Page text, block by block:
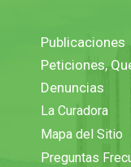
Publicaciones
Peticiones,
Denuncias
La Curadora
Mapa del Sitio
Preguntas